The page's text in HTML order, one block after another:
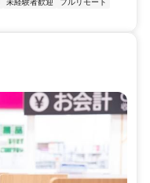
未経験者歓迎
フルリモート